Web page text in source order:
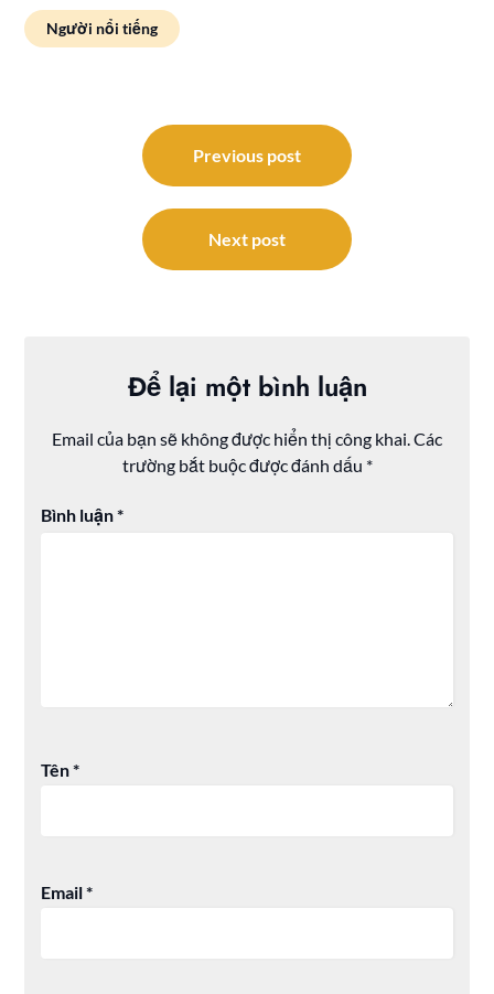
Người nổi tiếng
Previous post
Next post
Để lại một bình luận
Email của bạn sẽ không được hiển thị công khai.Các
trường bắt buộc được đánh dấu *
Bình luận*
Tên*
Email*